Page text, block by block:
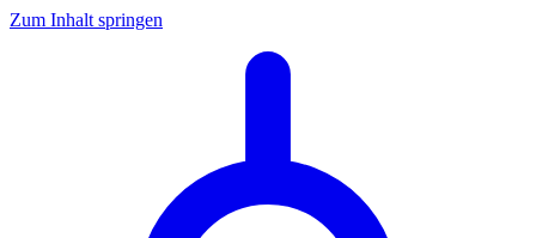
Zum Inhalt springen